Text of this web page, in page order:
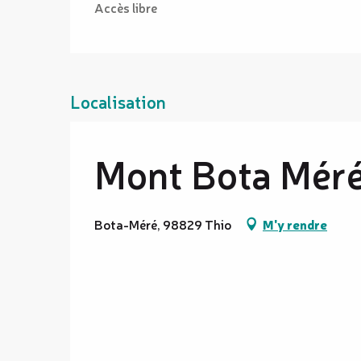
Accès libre
Localisation
Mont Bota
Bota-Méré, 98829 Thio M'y rendre